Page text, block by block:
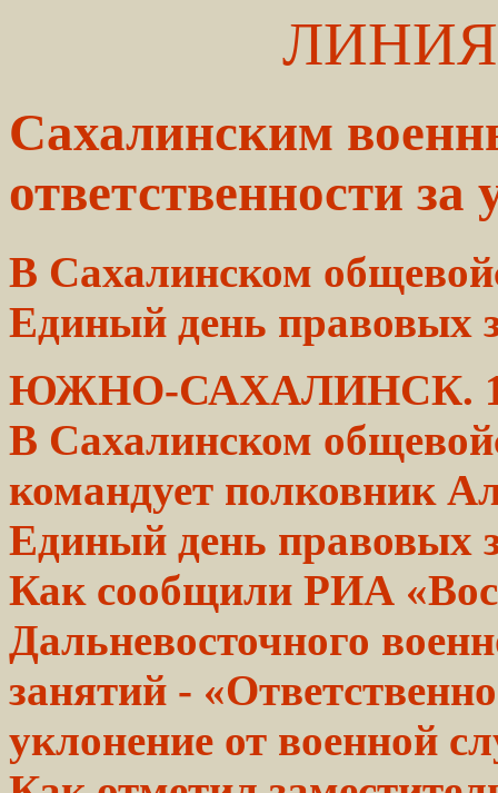
Сахалинским
ответственности
В Сахалинском
Единый день правовых
ЮЖНО-САХАЛИНСК.
В Сахалинском
командует полковник
Единый день правовых
Как сообщили РИА
Дальневосточного
занятий -
уклонение от военной